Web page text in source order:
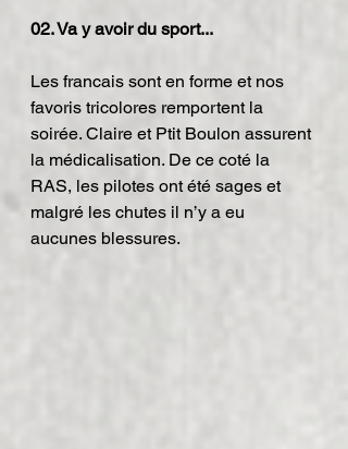
02. Va y avoir du sport...
Les francais sont en forme et nos
favoris tricolores remportent la
soirée. Claire et Ptit Boulon assurent
la médicalisation. De ce coté la
RAS, les pilotes ont été sages et
malgré les chutes il n’y a eu
aucunes blessures.